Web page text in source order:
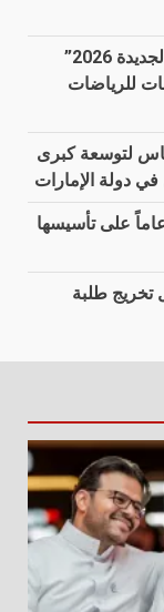
الرياض تستضيف “مؤتمر الرياضة العالمية الجديدة 2026”
للرياضات
لتوسعة كبرى
دولة الإمارات
أوركارد البريطانية تحتفل بمرور 20 عاماً على تأسيسها
تخريج طلبة